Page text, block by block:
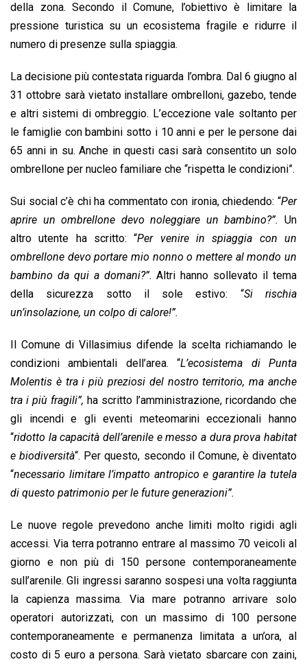
della zona. Secondo il Comune, l’obiettivo è limitare la
pressione turistica su un ecosistema fragile e ridurre il
numero di presenze sulla spiaggia.
La decisione più contestata riguarda l’ombra. Dal 6 giugno al
31 ottobre sarà vietato installare ombrelloni, gazebo, tende
e altri sistemi di ombreggio. L’eccezione vale soltanto per
le famiglie con bambini sotto i 10 anni e per le persone dai
65 anni in su. Anche in questi casi sarà consentito un solo
ombrellone per nucleo familiare che “rispetta le condizioni”.
Sui social c’è chi ha commentato con ironia, chiedendo: “Per
aprire un ombrellone devo noleggiare un bambino?”. Un
altro utente ha scritto: “Per venire in spiaggia con un
ombrellone devo portare mio nonno o mettere al mondo un
bambino da qui a domani?”. Altri hanno sollevato il tema
della sicurezza sotto il sole estivo: “Si rischia
un’insolazione, un colpo di calore!”.
Il Comune di Villasimius difende la scelta richiamando le
condizioni ambientali dell’area. “L’ecosistema di Punta
Molentis è tra i più preziosi del nostro territorio, ma anche
tra i più fragili”, ha scritto l’amministrazione, ricordando che
gli incendi e gli eventi meteomarini eccezionali hanno
“ridotto la capacità dell’arenile e messo a dura prova habitat
e biodiversità“. Per questo, secondo il Comune, è diventato
“necessario limitare l’impatto antropico e garantire la tutela
di questo patrimonio per le future generazioni”.
Le nuove regole prevedono anche limiti molto rigidi agli
accessi. Via terra potranno entrare al massimo 70 veicoli al
giorno e non più di 150 persone contemporaneamente
sull’arenile. Gli ingressi saranno sospesi una volta raggiunta
la capienza massima. Via mare potranno arrivare solo
operatori autorizzati, con un massimo di 100 persone
contemporaneamente e permanenza limitata a un’ora, al
costo di 5 euro a persona. Sarà vietato sbarcare con zaini,